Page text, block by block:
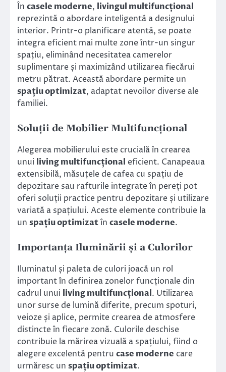
În casele moderne, livingul multifuncțional
reprezintă o abordare inteligentă a designului
interior. Printr-o planificare atentă, se poate
integra eficient mai multe zone într-un singur
spațiu, eliminând necesitatea camerelor
suplimentare și maximizând utilizarea fiecărui
metru pătrat. Această abordare permite un
spațiu optimizat, adaptat nevoilor diverse ale
familiei.
Soluții de Mobilier Multifuncțional
Alegerea mobilierului este crucială în crearea
unui living multifuncțional eficient. Canapeaua
extensibilă, măsuțele de cafea cu spațiu de
depozitare sau rafturile integrate în pereți pot
oferi soluții practice pentru depozitare și utilizare
variată a spațiului. Aceste elemente contribuie la
un spațiu optimizatîn casele moderne.
Importanța Iluminării și a Culorilor
Iluminatul și paleta de culori joacă un rol
important în definirea zonelor funcționale din
cadrul unui living multifuncțional. Utilizarea
unor surse de lumină diferite, precum spoturi,
veioze și aplice, permite crearea de atmosfere
distincte în fiecare zonă. Culorile deschise
contribuie la mărirea vizuală a spațiului, fiind o
alegere excelentă pentru case moderne care
urmăresc un spațiu optimizat.